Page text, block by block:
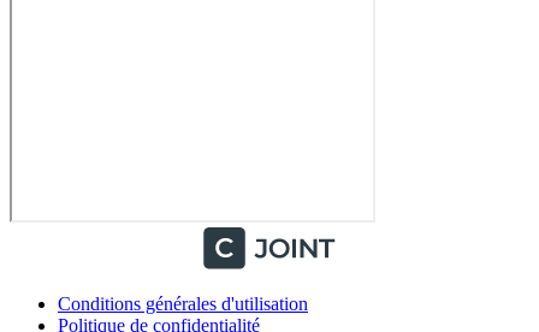
Conditions générales d'utilisation
Politique de confidentialité